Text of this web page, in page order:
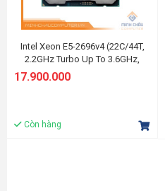
Intel Xeon E5-2696v4 (22C/44T,
2.2GHz Turbo Up To 3.6GHz,
55MB Cache, LGA 2011-3)
17.900.000
Còn hàng